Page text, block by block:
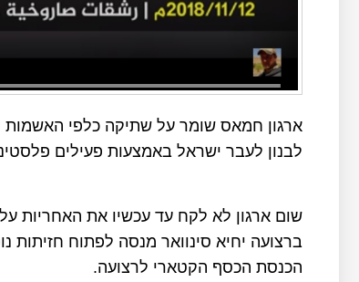
ארגון חמאס שומר על שתיקה כלפי האשמות
לבנון לעבר ישראל באמצעות פעילים
שום ארגון לא לקח עד עכשיו את האחריות
ברצועה יחיא סינוואר מנסה לפתוח חזיתות
הכנסת הכסף הקטארי לרצועה.